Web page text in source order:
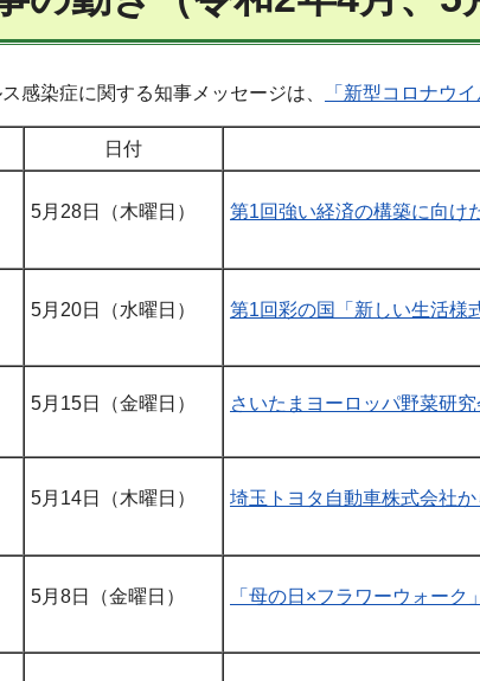
感染症に関する知事メッセージは、 「新型コロナウ
日付
5月28日（木曜日） 第1回強い経済の構築に向け
5月20日（水曜日） 第1回彩の国「新しい生活様
5月15日（金曜日） さいたまヨーロッパ野菜研
5月14日（木曜日） 埼玉トヨタ自動車株式会社
5月8日（金曜日） 「母の日×フラワーウォーク」